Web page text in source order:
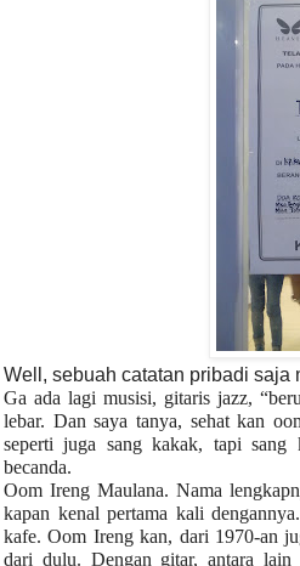
Well, sebuah catatan pribadi saja
Ga ada lagi musisi, gitaris jazz,
lebar. Dan saya tanya, sehat kan
seperti juga sang kakak, tapi
becanda.
Oom Ireng Maulana. Nama
kapan kenal pertama kali
kafe. Oom Ireng kan, dari 1970-an
dari dulu. Dengan gitar, antara lain